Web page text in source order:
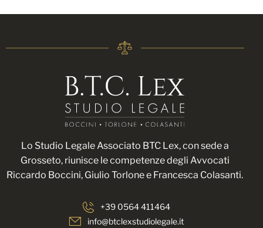
Lo Studio Legale Associato BTC Lex, con sede a
Grosseto, riunisce le competenze degli Avvocati
Riccardo Boccini, Giulio Torlone e Francesca Colasanti.
+39 0564 411464
info@btclexstudiolegale.it